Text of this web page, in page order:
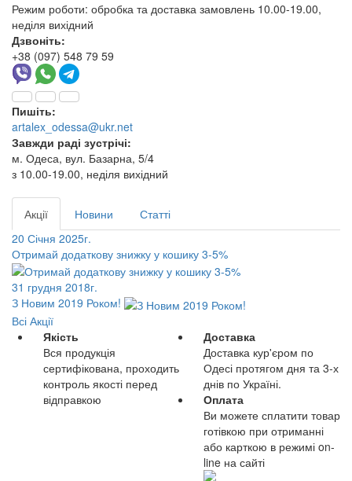
Режим роботи: обробка та доставка замовлень 10.00-19.00,
неділя вихідний
Дзвоніть:
+38 (097) 548 79 59
Пишіть:
artalex_odessa@ukr.net
Завжди раді зустрічі:
м. Одеса, вул. Базарна, 5/4
з 10.00-19.00, неділя вихідний
Акції Новини
Статті
20 Січня 2025г.
Отримай додаткову знижку у кошику 3-5%
31 грудня 2018г.
З Новим 2019 Роком!
Всі Акції
Якість
Вся продукція
сертифікована, проходить
контроль якості перед
відправкою
Доставка
Доставка кур'єром по
Одесі протягом дня та 3-х
днів по Україні.
Оплата
Ви можете сплатити товар
готівкою при отриманні
або карткою в режимі on-
line на сайті